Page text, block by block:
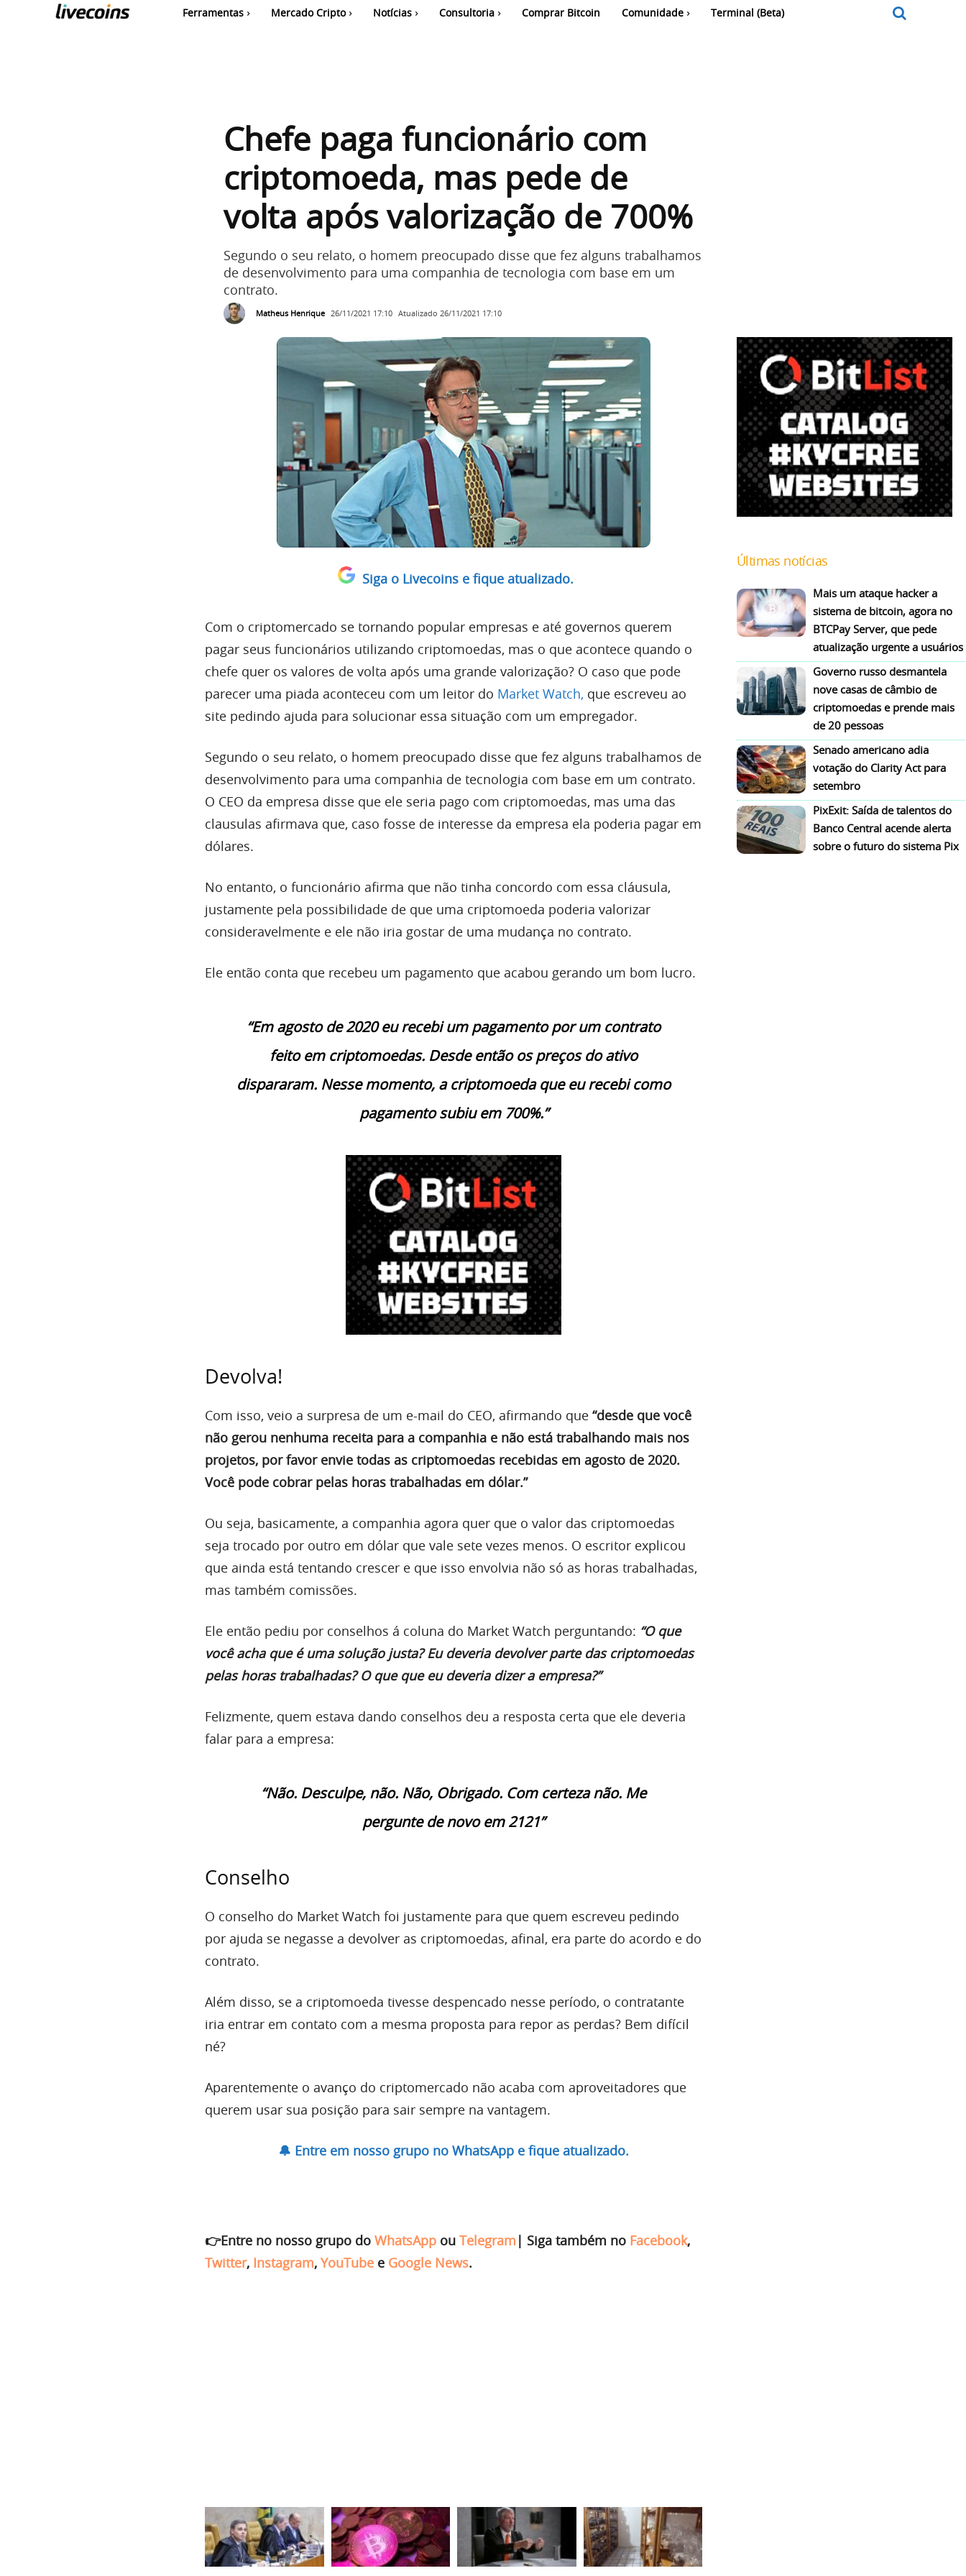
Ferramentas Mercado Cripto Notícias Consultoria Comprar Bitcoin Comunidade Terminal (Beta)
Chefe paga funcionário com
criptomoeda, mas pede de
volta após valorização de 700%
Segundo o seu relato, o homem preocupado disse que fez alguns trabalhamos
de desenvolvimento para uma companhia de tecnologia com base em um
contrato.
Matheus Henrique 26/11/2021 17:10 Atualizado 26/11/2021 17:10
Siga o Livecoins e fique atualizado.
Com o criptomercado se tornando popular empresas e até governos querem
pagar seus funcionários utilizando criptomoedas, mas o que acontece quando o
chefe quer os valores de volta após uma grande valorização? O caso que pode
parecer uma piada aconteceu com um leitor do Market Watch, que escreveu ao
site pedindo ajuda para solucionar essa situação com um empregador.
Segundo o seu relato, o homem preocupado disse que fez alguns trabalhamos de
desenvolvimento para uma companhia de tecnologia com base em um contrato.
O CEO da empresa disse que ele seria pago com criptomoedas, mas uma das
clausulas afirmava que, caso fosse de interesse da empresa ela poderia pagar em
dólares.
No entanto, o funcionário afirma que não tinha concordo com essa cláusula,
justamente pela possibilidade de que uma criptomoeda poderia valorizar
consideravelmente e ele não iria gostar de uma mudança no contrato.
Ele então conta que recebeu um pagamento que acabou gerando um bom lucro.
“Em agosto de 2020 eu recebi um pagamento por um contrato
feito em criptomoedas. Desde então os preços do ativo
dispararam. Nesse momento, a criptomoeda que eu recebi como
pagamento subiu em 700%.”
Devolva!
Com isso, veio a surpresa de um e-mail do CEO, afirmando que “desde que você
não gerou nenhuma receita para a companhia e não está trabalhando mais nos
projetos, por favor envie todas as criptomoedas recebidas em agosto de 2020.
Você pode cobrar pelas horas trabalhadas em dólar.”
Ou seja, basicamente, a companhia agora quer que o valor das criptomoedas
seja trocado por outro em dólar que vale sete vezes menos. O escritor explicou
que ainda está tentando crescer e que isso envolvia não só as horas trabalhadas,
mas também comissões.
Ele então pediu por conselhos á coluna do Market Watch perguntando: “O que
você acha que é uma solução justa? Eu deveria devolver parte das criptomoedas
pelas horas trabalhadas? O que que eu deveria dizer a empresa?”
Felizmente, quem estava dando conselhos deu a resposta certa que ele deveria
falar para a empresa:
“Não. Desculpe, não. Não, Obrigado. Com certeza não. Me
pergunte de novo em 2121”
Conselho
O conselho do Market Watch foi justamente para que quem escreveu pedindo
por ajuda se negasse a devolver as criptomoedas, afinal, era parte do acordo e do
contrato.
Além disso, se a criptomoeda tivesse despencado nesse período, o contratante
iria entrar em contato com a mesma proposta para repor as perdas? Bem difícil
né?
Aparentemente o avanço do criptomercado não acaba com aproveitadores que
querem usar sua posição para sair sempre na vantagem.
🔔 Entre em nosso grupo no WhatsApp e fique atualizado.
👉Entre no nosso grupo do WhatsApp ou Telegram | Siga também no Facebook,
Twitter, Instagram, YouTube e Google News.
Últimas notícias
Mais um ataque hacker a
sistema de bitcoin, agora no
BTCPay Server, que pede
atualização urgente a usuários
Governo russo desmantela
nove casas de câmbio de
criptomoedas e prende mais
de 20 pessoas
Senado americano adia
votação do Clarity Act para
setembro
PixExit: Saída de talentos do
Banco Central acende alerta
sobre o futuro do sistema Pix